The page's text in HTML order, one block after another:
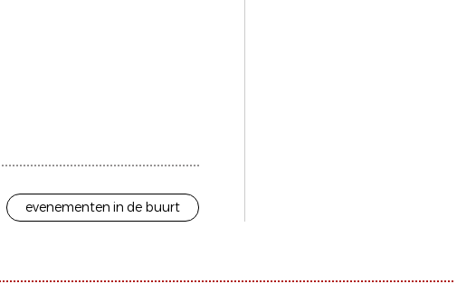
evenementen in de buurt